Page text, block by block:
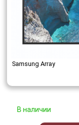
Samsung Array
В наличии